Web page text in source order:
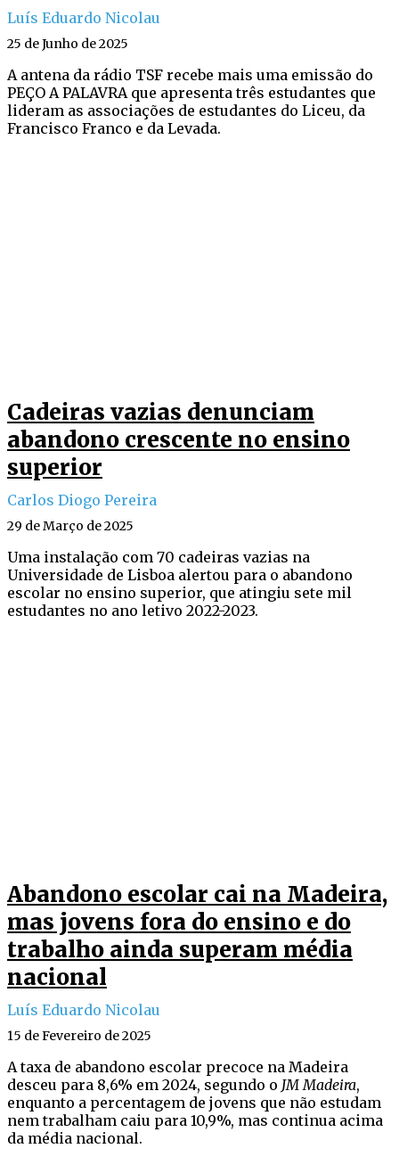
Luís Eduardo Nicolau
25 de Junho de 2025
A antena da rádio TSF recebe mais uma emissão do
PEÇO A PALAVRA que apresenta três estudantes que
lideram as associações de estudantes do Liceu, da
Francisco Franco e da Levada.
Cadeiras vazias denunciam
abandono crescente no ensino
superior
Carlos Diogo Pereira
29 de Março de 2025
Uma instalação com 70 cadeiras vazias na
Universidade de Lisboa alertou para o abandono
escolar no ensino superior, que atingiu sete mil
estudantes no ano letivo 2022-2023.
Abandono escolar cai na Madeira,
mas jovens fora do ensino e do
trabalho ainda superam média
nacional
Luís Eduardo Nicolau
15 de Fevereiro de 2025
A taxa de abandono escolar precoce na Madeira
desceu para 8,6% em 2024, segundo o JM Madeira,
enquanto a percentagem de jovens que não estudam
nem trabalham caiu para 10,9%, mas continua acima
da média nacional.